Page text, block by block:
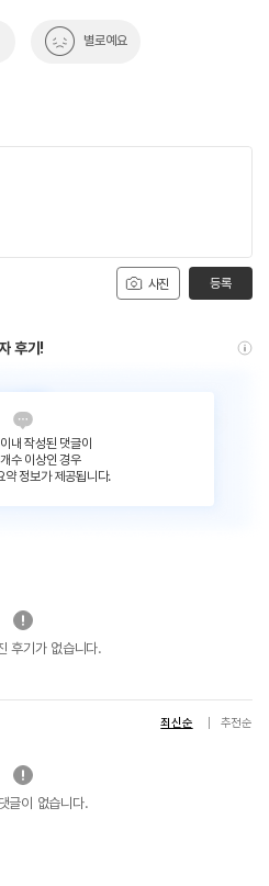
별로예요
사진 등록
후기!
내 작성된 댓글이
수 이상인 경우
약 정보가 제공됩니다.
후기가 없습니다.
최신순 추천순
글이 없습니다.